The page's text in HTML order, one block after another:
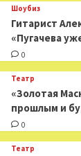
Шоубиз
Гитарист
«Пугачева
0
Театр
«Золотая
прошлым и
0
Театр